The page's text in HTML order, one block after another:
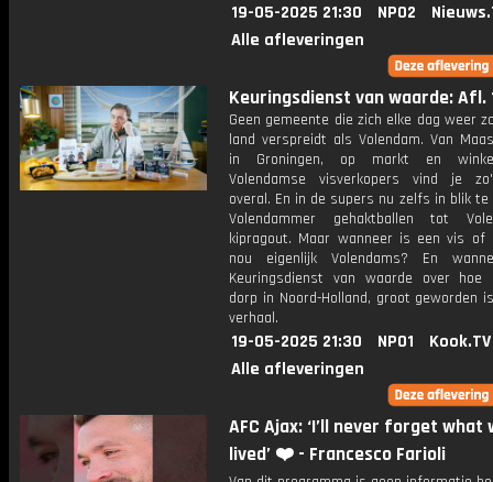
19-05-2025 21:30 NPO2
Alle afleveringen
Keuringsdienst van waarde: Afl.
Geen gemeente die zich elke dag weer
land verspreidt als Volendam. Van
in Groningen, op markt en
Volendamse visverkopers vind je
overal. En in de supers nu zelfs in blik te
Volendammer gehaktballen tot
kipragout. Maar wanneer is een vis of
nou eigenlijk Volendams? En
Keuringsdienst van waarde over hoe
dorp in Noord-Holland, groot geworden
verhaal.
19-05-2025 21:30 NPO1
Kook.TV
Alle afleveringen
AFC Ajax: ‘I’ll never forget what
lived’ ❤️ - Francesco Farioli